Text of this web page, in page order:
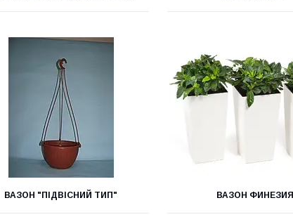
ВАЗОН "ПІДВІСНИЙ ТИП" ВАЗОН ФИНЕЗИЯ